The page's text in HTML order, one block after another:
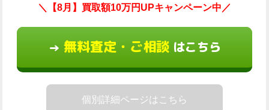
＼【8月】買取額10万円UPキャンペーン中／
→ 無料査定・ご相談はこちら
個別詳細ページはこちら